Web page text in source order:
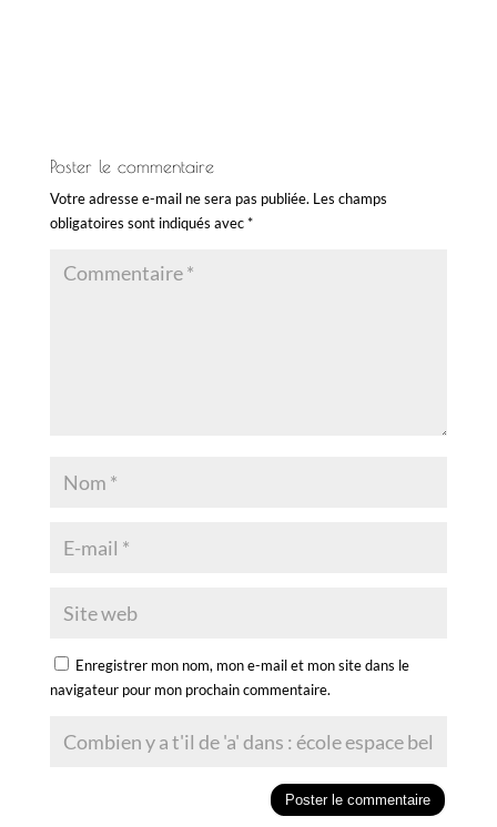
Poster le commentaire
Votre adresse e-mail ne sera pas publiée. Les champs
obligatoires sont indiqués avec*
Enregistrer mon nom, mon e-mail et mon site dans le
navigateur pour mon prochain commentaire.